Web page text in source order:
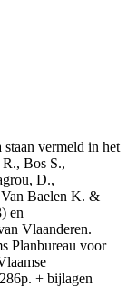
staan vermeld in het
Bos S.,
D.,
Baelen K. &
en
Vlaanderen.
Planbureau voor
+ bijlagen